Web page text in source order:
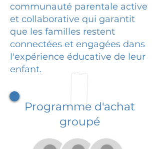
communauté parentale active
et collaborative qui garantit
que les familles restent
connectées et engagées dans
l'expérience éducative de leur
enfant.
Programme d'achat
groupé